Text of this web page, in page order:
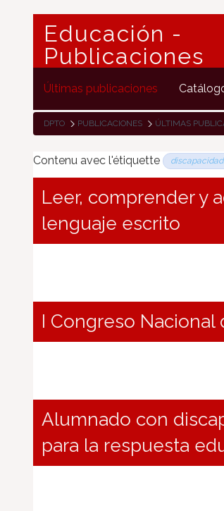
Educación -
Publicaciones
Últimas publicaciones
DPTO PUBLICACIONES ÚLTIMAS
Contenu avec l'étiquette discapacidad
Leer, comprender y
lenguaje escrito
I Congreso Nacional
Alumnado con
para la respuesta